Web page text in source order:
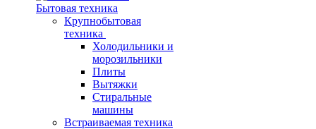
Бытовая техника
Крупнобытовая
техника
Холодильники и
морозильники
Плиты
Вытяжки
Стиральные
машины
Встраиваемая техника